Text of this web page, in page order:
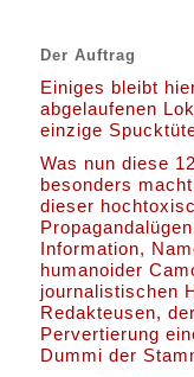
Der Auftrag
Einiges bleibt
abgelaufenen
einzige
Was nun diese
besonders
dieser
Information,
humanoider
journalistischen
Redakteusen,
Pervertierung
Dummi der